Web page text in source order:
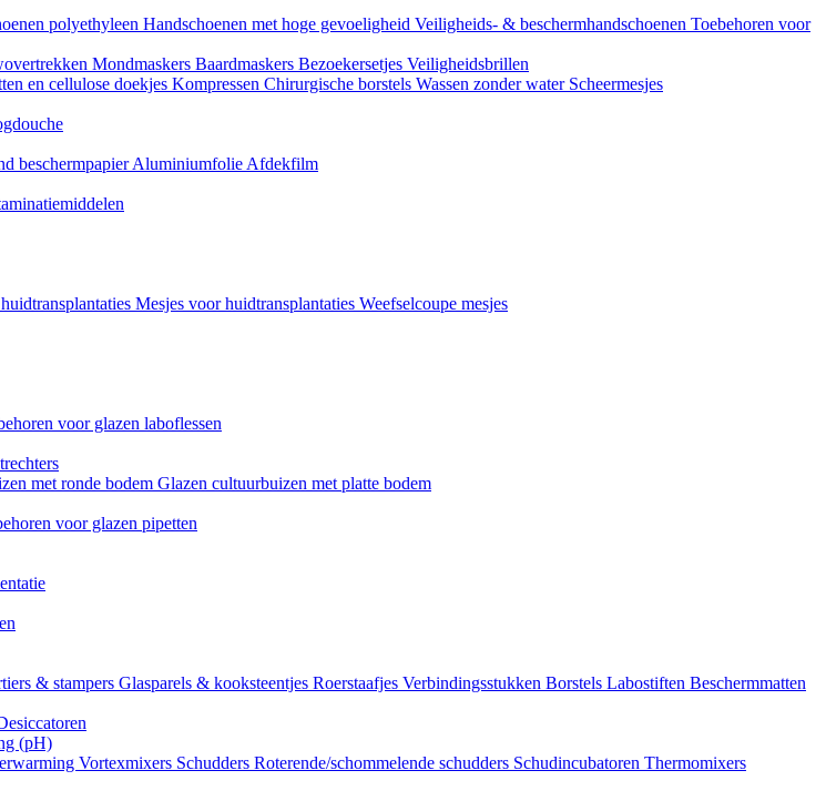
polyethyleen Handschoenen met hoge gevoeligheid Veiligheids- & beschermhandschoenen Toebehoren voor
Mondmaskers Baardmaskers Bezoekersetjes Veiligheidsbrillen
en cellulose doekjes Kompressen Chirurgische borstels Wassen zonder water Scheermesjes
beschermpapierAluminiumfolie Afdekfilm
Mesjes voor huidtransplantaties Weefselcoupe mesjes
voor glazen laboflessen
met ronde bodem Glazen cultuurbuizen met platte bodem
voor glazen pipetten
& stampers Glasparels & kooksteentjes Roerstaafjes Verbindingsstukken Borstels Labostiften Beschermmatten
(pH)
Vortexmixers Schudders Roterende/schommelende schudders Schudincubatoren Thermomixers